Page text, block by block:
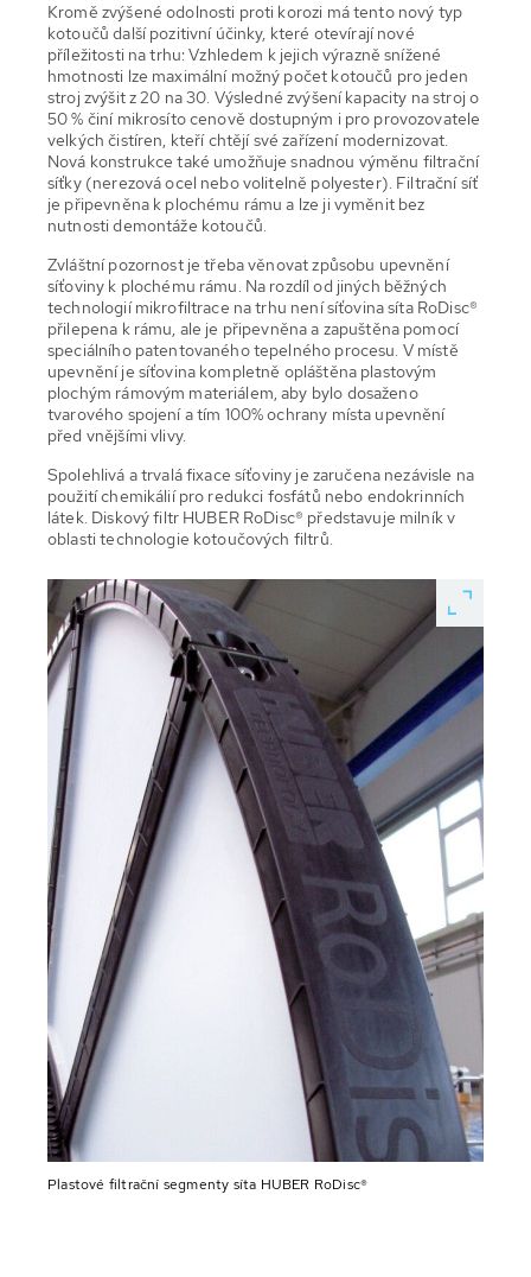
Kromě zvýšené odolnosti proti korozi má tento nový typ
kotoučů další pozitivní účinky, které otevírají nové
příležitosti na trhu: Vzhledem k jejich výrazně snížené
hmotnosti lze maximální možný počet kotoučů pro jeden
stroj zvýšit z 20 na 30. Výsledné zvýšení kapacity na stroj o
50 % činí mikrosíto cenově dostupným i pro provozovatele
velkých čistíren, kteří chtějí své zařízení modernizovat.
Nová konstrukce také umožňuje snadnou výměnu filtrační
síťky (nerezová ocel nebo volitelně polyester). Filtrační síť
je připevněna k plochému rámu a lze ji vyměnit bez
nutnosti demontáže kotoučů.
Zvláštní pozornost je třeba věnovat způsobu upevnění
síťoviny k plochému rámu. Na rozdíl od jiných běžných
technologií mikrofiltrace na trhu není síťovina síta RoDisc®
přilepena k rámu, ale je připevněna a zapuštěna pomocí
speciálního patentovaného tepelného procesu. V místě
upevnění je síťovina kompletně opláštěna plastovým
plochým rámovým materiálem, aby bylo dosaženo
tvarového spojení a tím 100% ochrany místa upevnění
před vnějšími vlivy.
Spolehlivá a trvalá fixace síťoviny je zaručena nezávisle na
použití chemikálií pro redukci fosfátů nebo endokrinních
látek. Diskový filtr HUBER RoDisc® představuje milník v
oblasti technologie kotoučových filtrů.
Plastové filtrační segmenty síta HUBER RoDisc®